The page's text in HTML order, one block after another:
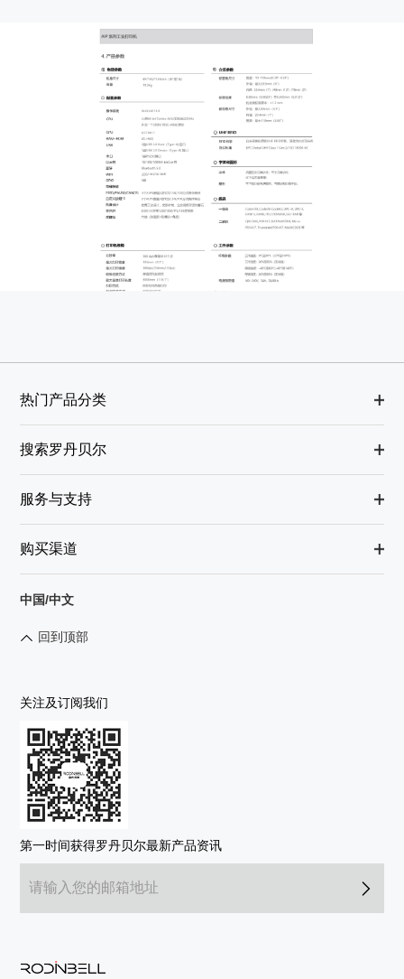
热门产品分类
搜索罗丹贝尔
服务与支持
购买渠道
中国/中文
回到顶部
关注及订阅我们
第一时间获得罗丹贝尔最新产品资讯